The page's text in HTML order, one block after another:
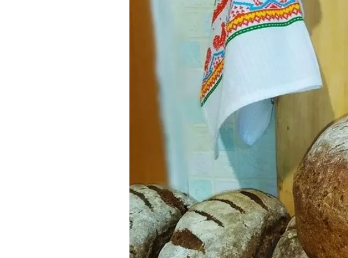
Новости
Что привезти
Реестр туроператоров
Реестр туристических
агентств Алтайского края